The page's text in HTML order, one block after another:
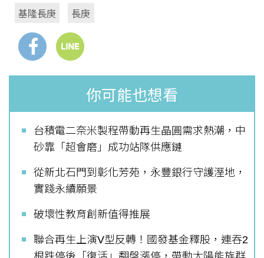
基隆長庚 長庚
你可能也想看
台積電二奈米製程帶動再生晶圓需求熱潮，中
砂靠「超會磨」成功站隊供應鏈
從新北石門到彰化芳苑，永豐銀行守護溼地，
實踐永續願景
破壞性教育創新值得推展
聯合再生上演V型反轉！國發基金釋股，連吞2